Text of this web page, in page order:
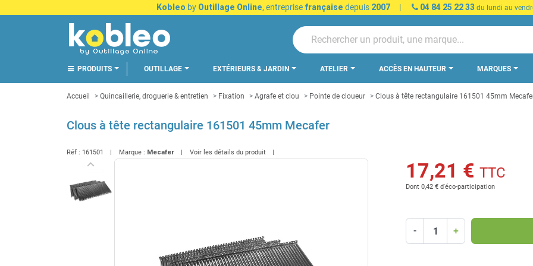
Kobleo by Outillage Online, entreprise française depuis 2007 | 04 84 25 22 33 du lundi au
PRODUITS OUTILLAGE EXTÉRIEURS & JARDIN ATELIER ACCÈS EN HAUTEUR MARQUES
Accueil Quincaillerie, droguerie & entretien Fixation Agrafe et clou Pointe de cloueur Clous à tête rectangulaire 161501 45mm
Clous à tête rectangulaire 161501 45mm Mecafer
Réf : 161501 Marque : Mecafer Voir les détails du produit
Précédentkeyboard_arrow_left 17,21 € TTC
Dont 0,42 € d'éco-participation
- +